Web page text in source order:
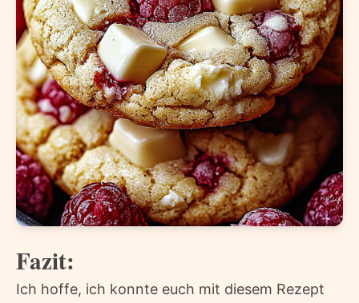
Fazit:
Ich hoffe, ich konnte euch mit diesem Rezept